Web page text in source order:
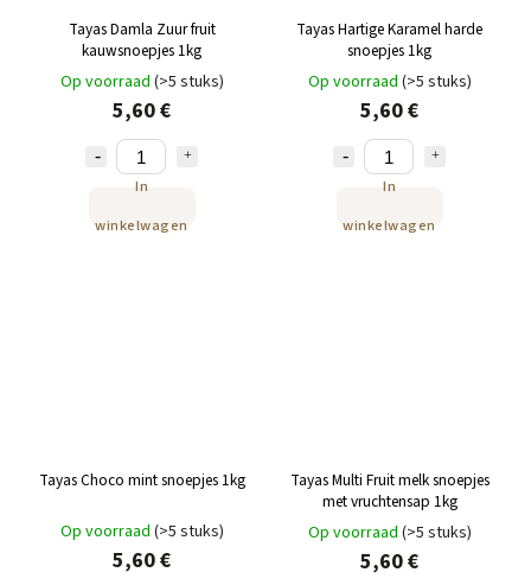
Tayas Damla Zuur fruit
kauwsnoepjes 1kg
Op voorraad (>5 stuks)
5,60 €
In
winkelwagen
Tayas Hartige Karamel harde
snoepjes 1kg
Op voorraad (>5 stuks)
5,60 €
In
winkelwagen
Tayas Choco mint snoepjes 1kg
Op voorraad (>5 stuks)
5,60 €
Tayas Multi Fruit melk snoepjes
met vruchtensap 1kg
Op voorraad (>5 stuks)
5,60 €